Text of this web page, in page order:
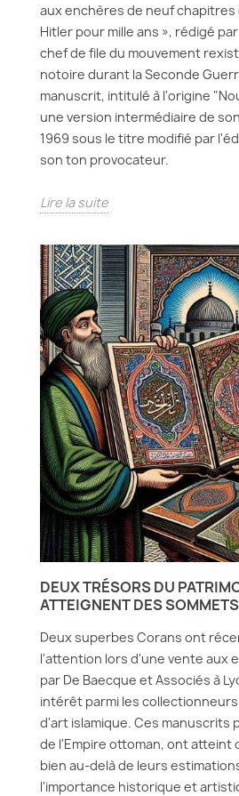
aux enchères de neuf chapitres
Hitler pour mille ans », rédigé
chef de file du mouvement
notoire durant la Seconde
manuscrit, intitulé à l'origine
une version intermédiaire de
1969 sous le titre modifié par
son ton provocateur.
Lire la suite
DEUX TRÉSORS DU
ATTEIGNENT DES
Deux superbes Corans ont
l'attention lors d'une vente aux
par De Baecque et Associés à
intérêt parmi les
d'art islamique. Ces manuscrits
de l'Empire ottoman, ont atteint
bien au-delà de leurs
l'importance historique et